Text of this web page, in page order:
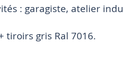
: garagiste, atelier
tiroirs gris Ral 7016.